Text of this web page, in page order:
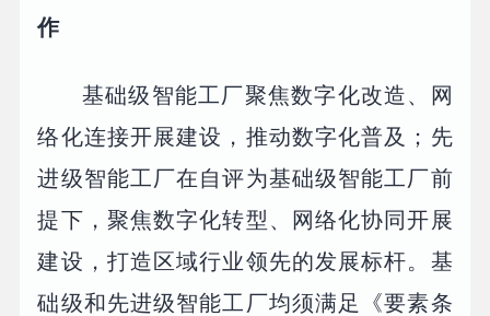
作
基础级智能工厂聚焦数字化改造、网
络化连接开展建设，推动数字化普及；先
进级智能工厂在自评为基础级智能工厂前
提下，聚焦数字化转型、网络化协同开展
建设，打造区域行业领先的发展标杆。基
础级和先进级智能工厂均须满足《要素条